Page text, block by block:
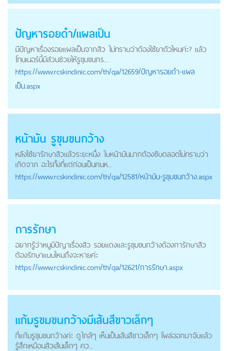
ปัญหารอยดำ/แผลเป็น
มีปัญหาเรื่องรอยแผลเป็นจากสิว ไม่ทราบว่าต้องใช้ยาตัวไหนค่ะ? แล้ว
โทนเนอร์นี้มีส่วนช่วยให้รูขุมขนกร...
https://www.rcskinclinic.com/th/qa/12659/ปัญหารอยดำ-แผล
เป็น.aspx
หน้ามัน รูขุมขนกว้าง
หลังใช้ยารักษาสิวแล้วระยะหนึ่ง ใบหน้ามันมากต้องซับตลอดไม่ทราบว่า
เกิดจาก อะไรทั้งที่แต่ก่อนเป็นคนห...
https://www.rcskinclinic.com/th/qa/12581/หน้ามัน-รูขุมขนกว้าง.aspx
การรักษา
อยากรู้ว่าหนูมีปัญาเรื่องสิว รอยแดงและรูขุมขนกว้างต้องการักษาสิว
ต้องรักษาแบบไหนถึงจะหายค่ะ
https://www.rcskinclinic.com/th/qa/12621/การรักษา.aspx
แก้มรูขมขนกว้างมีเส้นสีขาวเล็กๆ
ที่แก้มรูขุมขนกว้างค่ะ ดูใกล้ๆ เห็นเป็นเส้นสีขาวเล็กๆ โผล่ออกมาจับแล้ว
รู้สึกเหมือนสิวเส้นเล็กๆ คว...